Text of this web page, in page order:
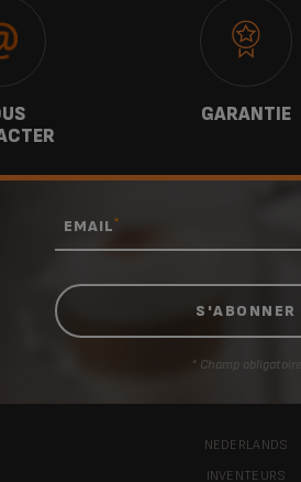
GARANTIE
EMAIL*
* Champ obligatoire
NEDERLANDS
INVENTEURS